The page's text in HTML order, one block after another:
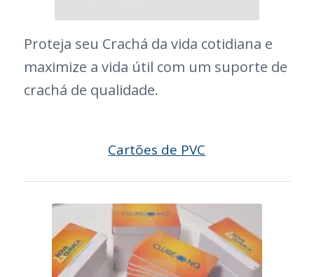
Proteja seu Crachá da vida cotidiana e
maximize a vida útil com um suporte de
crachá de qualidade.
Cartões de PVC